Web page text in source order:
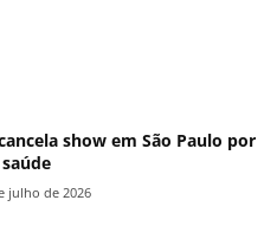
show em São Paulo por
julho de 2026